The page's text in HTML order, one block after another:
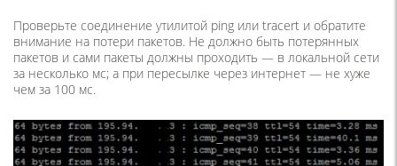
Проверьте соединение утилитой ping или tracert и обратите
внимание на потери пакетов. Не должно быть потерянных
пакетов и сами пакеты должны проходить — в локальной сети
за несколько мс; а при пересылке через интернет — не хуже
чем за 100 мс.